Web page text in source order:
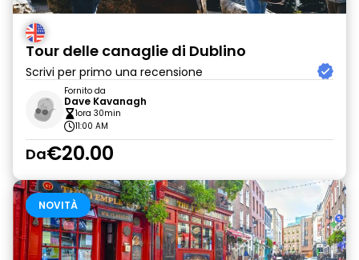
Tour delle canaglie di Dublino
Scrivi per primo una recensione
Fornito da
Dave Kavanagh
1ora 30min
11:00 AM
Da€20.00
NOVITÀ